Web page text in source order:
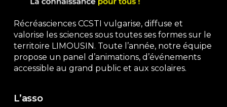
Récréasciences CCSTI vulgarise, diffuse et
valorise les sciences sous toutes ses formes sur le
territoire LIMOUSIN. Toute l’année, notre équipe
propose un panel d’animations, d’événements
accessible au grand public et aux scolaires.
L’asso